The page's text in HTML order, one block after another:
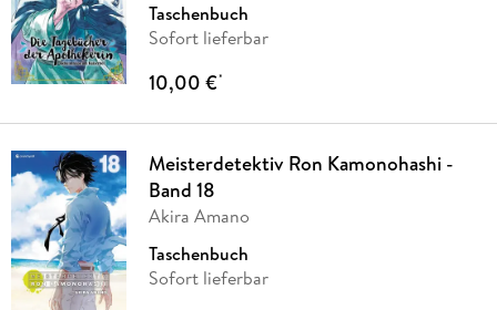
Taschenbuch
Sofort lieferbar
10,00 €*
Meisterdetektiv Ron Kamonohashi -
Band 18
Akira Amano
Taschenbuch
Sofort lieferbar